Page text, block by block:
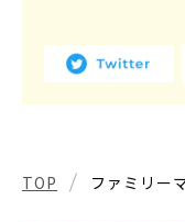
TOP ファミリー